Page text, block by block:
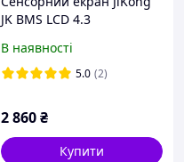
JK BMS LCD 4.3
активації
В наявності
5.0 (2)
2 860₴
Купити